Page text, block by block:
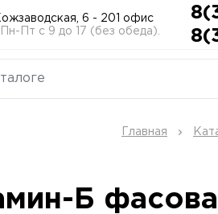
6 - 201 офис
Пт с 9 до 17 (без обеда).
Главная
Б